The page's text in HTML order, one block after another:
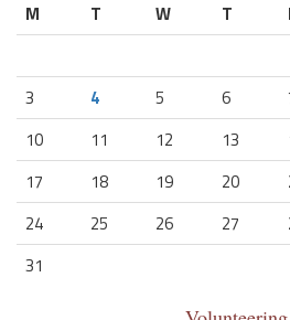
M
T W T
3
4 5 6
10
11 12 13
17
18 19 20
24
25 26 27
31